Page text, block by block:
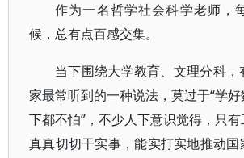
作为一名哲学社会科学老师，
候，总有点百感交集。
当下围绕大学教育、文理分科，
家最常听到的一种说法，莫过于“学
下都不怕”，不少人下意识觉得，只
真真切切干实事，能实打实地推动国